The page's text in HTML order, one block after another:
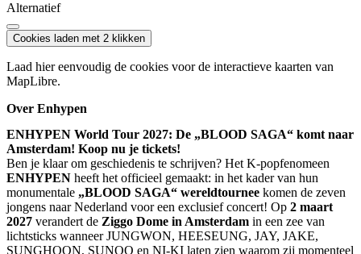
Alternatief
Cookies laden met 2 klikken
Laad hier eenvoudig de cookies voor de interactieve kaarten van
MapLibre.
Over Enhypen
ENHYPEN World Tour 2027: De „BLOOD SAGA“ komt naar
Amsterdam! Koop nu je tickets!
Ben je klaar om geschiedenis te schrijven? Het K-popfenomeen
ENHYPEN heeft het officieel gemaakt: in het kader van hun
monumentale „BLOOD SAGA“ wereldtournee komen de zeven
jongens naar Nederland voor een exclusief concert! Op 2 maart
2027 verandert de Ziggo Dome in Amsterdam in een zee van
lichtsticks wanneer JUNGWON, HEESEUNG, JAY, JAKE,
SUNGHOON, SUNOO en NI-KI laten zien waarom zij momenteel